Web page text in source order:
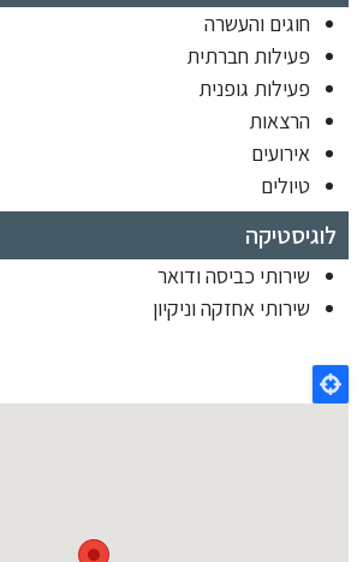
חוגים והעשרה
פעילות חברתית
פעילות גופנית
הרצאות
אירועים
טיולים
לוגיסטיקה
שירותי כביסה ודואר
שירותי אחזקה וניקיון